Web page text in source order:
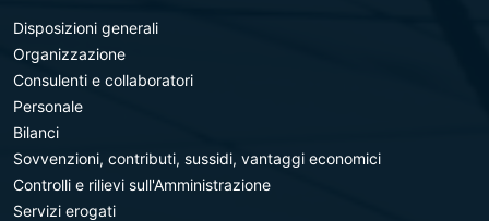
Disposizioni generali
Organizzazione
Consulenti e collaboratori
Personale
Bilanci
Sovvenzioni, contributi, sussidi, vantaggi economici
Controlli e rilievi sull'Amministrazione
Servizi erogati